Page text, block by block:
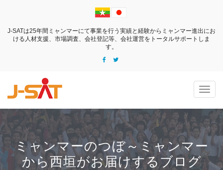
J-SATは25年間ミャンマーにて事業を行う実績と経験からミャンマー進出にお
ける 人材支援、市場調査、会社登記等、会社運営をトータルサポートしま
す。
ミャンマーのつぼ～ミャンマー
から西垣がお届けするブログ